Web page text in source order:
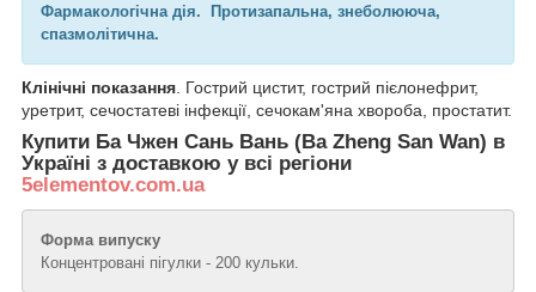
Фармакологічна дія. Протизапальна, знеболююча,
спазмолітична.
Клінічні показання . Гострий цистит, гострий пієлонефрит,
уретрит, сечостатеві інфекції, сечокам'яна хвороба, простатит.
Купити Ба Чжен Сань Вань (Ba Zheng San Wan) в
Україні з доставкою у всі регіони
5elementov.com.ua
Форма випуску
Концентровані пігулки - 200 кульки.